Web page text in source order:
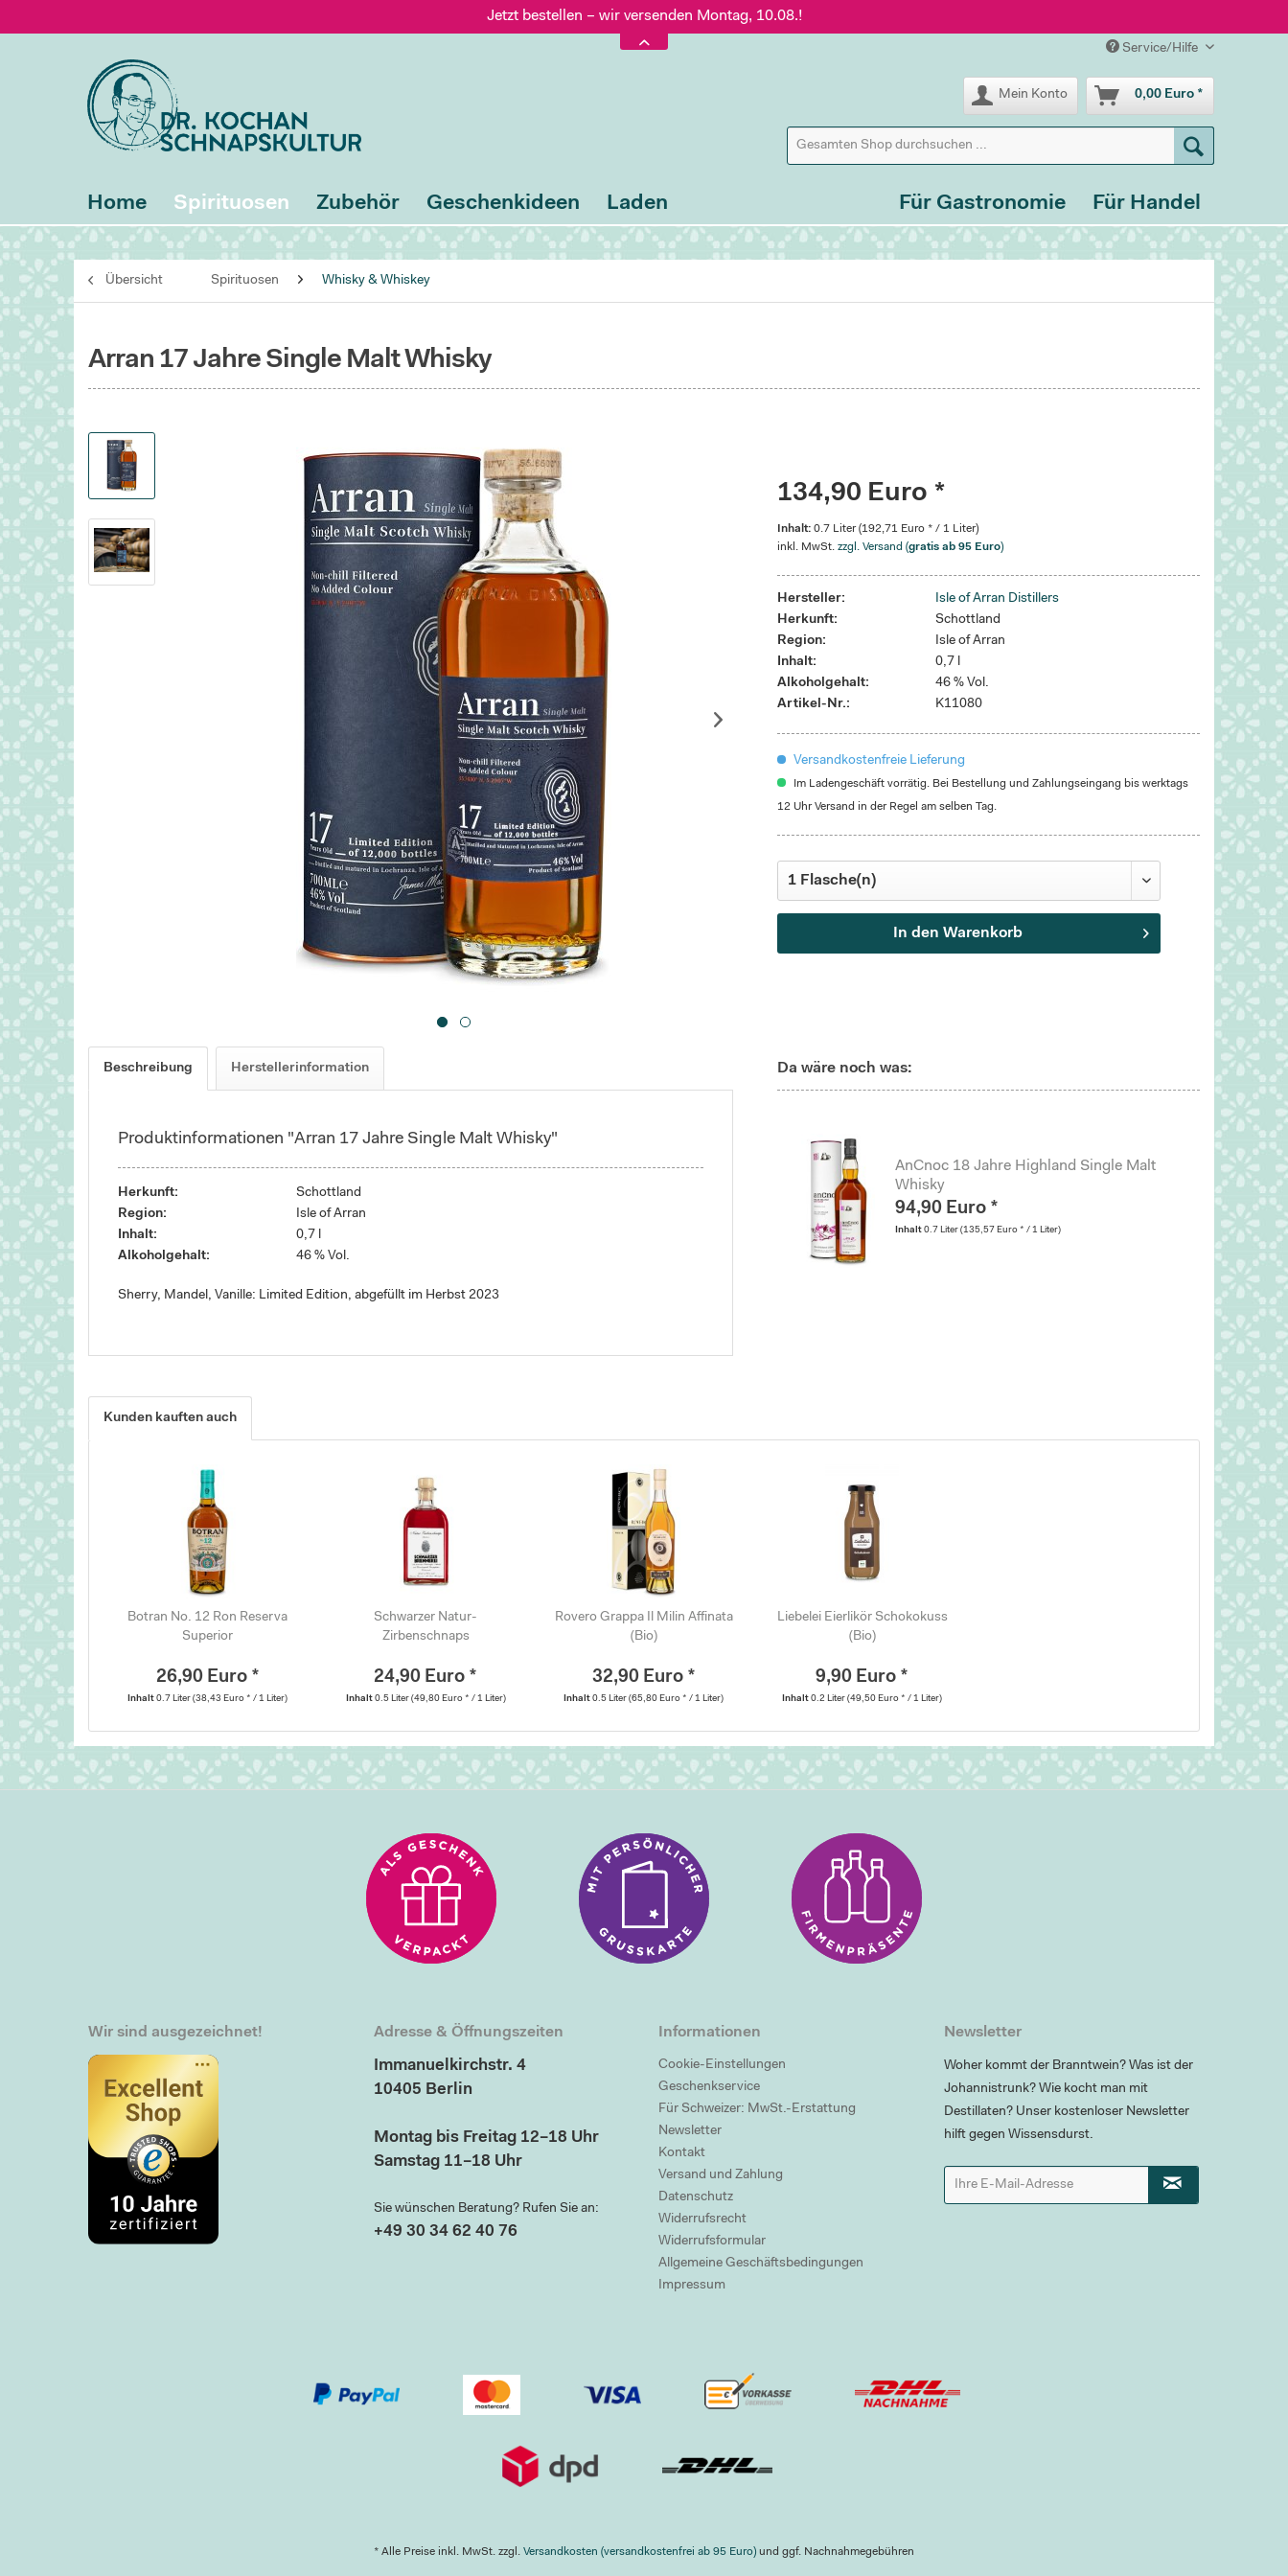
Jetzt bestellen – wir versenden Montag, 10.08.!
Versand nur 5,60 €, gratis ab 95 € Warenwert
Jetzt bestellen – wir versenden Montag, 10.08.!
Service/Hilfe
Mein Konto 0,00 Euro *
Home Spirituosen Zubehör Geschenkideen Laden Für Handel
Für Gastronomie
Übersicht Spirituosen Whisky & Whiskey
Arran 17 Jahre Single Malt Whisky
134,90 Euro *
Inhalt:0.7 Liter (192,71 Euro * / 1 Liter)
inkl. MwSt.zzgl. Versand (gratis ab 95 Euro)
Hersteller:
Isle of Arran Distillers
Herkunft:
Schottland
Region:
Isle of Arran
Inhalt:
0,7 l
Alkoholgehalt:
46 % Vol.
Artikel-Nr.:
K11080
Versandkostenfreie Lieferung
Im Ladengeschäft vorrätig. Bei Bestellung und Zahlungseingang bis werktags
12 Uhr Versand in der Regel am selben Tag.
In den Warenkorb
Beschreibung Herstellerinformation
Produktinformationen "Arran 17 Jahre Single Malt Whisky"
Herkunft:
Schottland
Region:
Isle of Arran
Inhalt:
0,7 l
Alkoholgehalt:
46 % Vol.
Sherry, Mandel, Vanille: Limited Edition, abgefüllt im Herbst 2023
Da wäre noch was:
AnCnoc 18 Jahre Highland Single Malt
Whisky
94,90 Euro *
Inhalt 0.7 Liter (135,57 Euro * / 1 Liter)
Kunden kauften auch
Botran No. 12 Ron Reserva
Superior
26,90 Euro *
Inhalt0.7 Liter(38,43 Euro * / 1 Liter)
Schwarzer Natur-
Zirbenschnaps
24,90 Euro *
Inhalt 0.5 Liter (49,80 Euro * / 1 Liter)
Rovero Grappa Il Milin Affinata
(Bio)
32,90 Euro *
Inhalt0.5 Liter(65,80 Euro * / 1 Liter)
Liebelei Eierlikör Schokokuss
(Bio)
9,90 Euro *
Inhalt0.2 Liter(49,50 Euro * / 1 Liter)
Wir sind ausgezeichnet! Adresse & Öffnungszeiten
Immanuelkirchstr. 4
10405 Berlin
Montag bis Freitag 12–18 Uhr
Samstag 11–18 Uhr
Sie wünschen Beratung? Rufen Sie an:
+49 30 34 62 40 76
Informationen
Cookie-Einstellungen
Geschenkservice
Für Schweizer: MwSt.-Erstattung
Newsletter
Kontakt
Versand und Zahlung
Datenschutz
Widerrufsrecht
Widerrufsformular
Allgemeine Geschäftsbedingungen
Impressum
Newsletter
Woher kommt der Branntwein? Was ist der
Johannistrunk? Wie kocht man mit
Destillaten? Unser kostenloser Newsletter
hilft gegen Wissensdurst.
* Alle Preise inkl. MwSt. zzgl. Versandkosten (versandkostenfrei ab 95 Euro) und ggf. Nachnahmegebühren